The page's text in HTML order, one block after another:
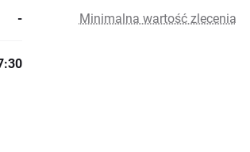
- Minimalna wartość zlecenia